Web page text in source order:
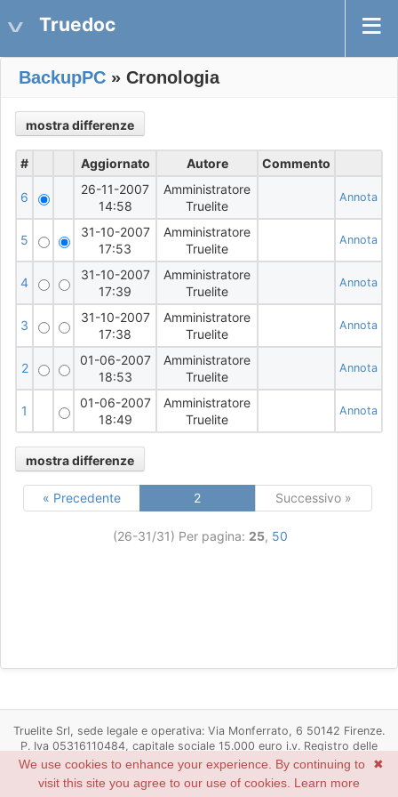
Truedoc
BackupPC » Cronologia
# Aggiornato Autore Commento
6
26-11-2007
14:58
Amministratore
Truelite
Annota
5
31-10-2007
17:53
Amministratore
Truelite
Annota
4
31-10-2007
17:39
Amministratore
Truelite
Annota
3
31-10-2007
17:38
Amministratore
Truelite
Annota
2
01-06-2007
18:53
Amministratore
Truelite
Annota
1
01-06-2007
18:49
Amministratore
Truelite
Annota
« Precedente 2 Successivo »
(26-31/31) Per pagina: 25, 50
Truelite Srl, sede legale e operativa: Via Monferrato, 6 50142 Firenze.
P. Iva 05316110484, capitale sociale 15.000 euro i.v. Registro delle
imprese di Firenze n. 05316110484, R.E.A. Firenze n. 537498
Powered by
© 2006-2022 Jean-Philippe Lang
✖
We use cookies to enhance your experience. By continuing to
visit this site you agree to our use of cookies. Learn more